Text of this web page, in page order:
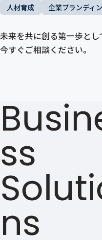
人材育成
企業ブランディ
未来を共に創る第一歩とし
今すぐご相談ください。
Ss
Ns